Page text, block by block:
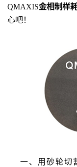
QMAXIS金相制样
心吧！
一、用砂轮切